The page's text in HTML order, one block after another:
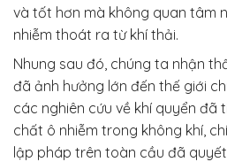
và tốt hơn mà không quan tâm
nhiễm thoát ra từ khí thải.
Nhung sau đó, chúng ta nhận
đã ảnh hưởng lớn đến thế giới
các nghiên cứu về khí quyển đã
chất ô nhiễm trong không khí,
lập pháp trên toàn cầu đã